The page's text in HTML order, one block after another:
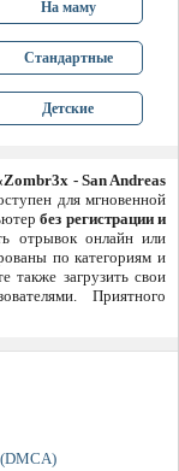
На маму
Стандартные
Детские
- San Andreas
для мгновенной
без регистрации и
отрывок онлайн или
по категориям и
также загрузить свои
Приятного